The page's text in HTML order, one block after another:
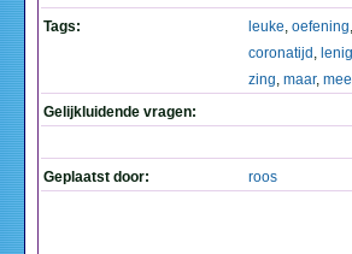
Tags:
leuke, oefening,
coronatijd , lenig
zing, maar, mee
Gelijkluidende vragen:
Geplaatst door: roos